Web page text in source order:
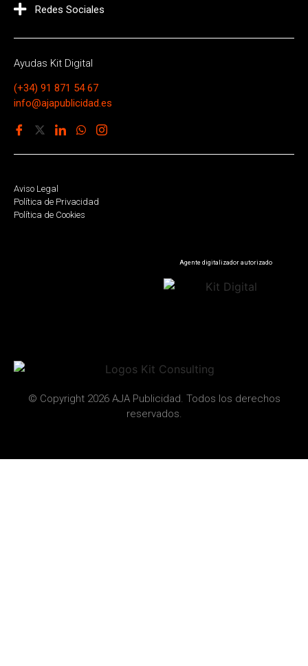
Redes Sociales
Ayudas Kit Digital
(+34) 91 871 54 67
info@ajapublicidad.es
Aviso Legal
Política de Privacidad
Política de Cookies
Agente digitalizador autorizado
© Copyright 2026 AJA Publicidad. Todos los derechos
reservados.